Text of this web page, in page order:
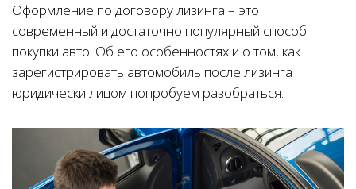
Оформление по договору лизинга – это
современный и достаточно популярный способ
покупки авто. Об его особенностях и о том, как
зарегистрировать автомобиль после лизинга
юридически лицом попробуем разобраться.